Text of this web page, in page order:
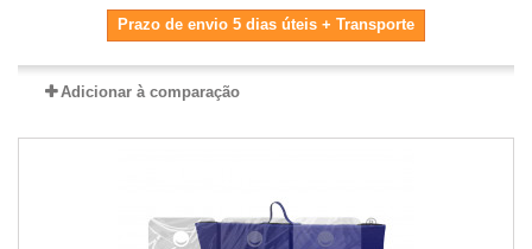
Prazo de envio 5 dias úteis + Transporte
Adicionar à comparação